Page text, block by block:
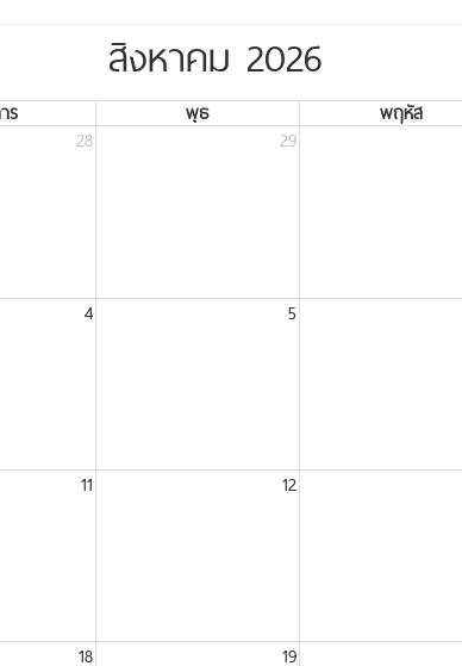
สิงหาคม 2026
ร พุธ พฤหัส
28 29
4 5
11 12
18 19